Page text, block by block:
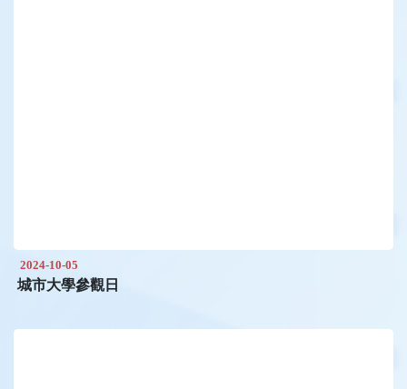
2024-10-05
城市大學參觀日